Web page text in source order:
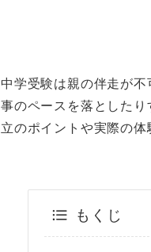
中学受験は親の伴走が
事のペースを落とした
立のポイントや実際の体
もくじ